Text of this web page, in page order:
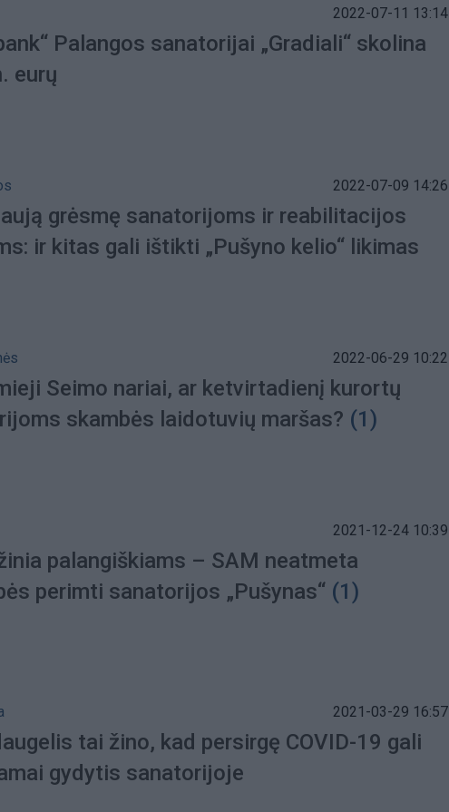
2022-07-11 13:14
Palangos sanatorijai „Gradiali“ skolina
eurų
2022-07-09 14:26
grėsmę sanatorijoms ir reabilitacijos
ir kitas gali ištikti „Pušyno kelio“ likimas
2022-06-29 10:22
Seimo nariai, ar ketvirtadienį kurortų
skambės laidotuvių maršas? (1)
2021-12-24 10:39
palangiškiams – SAM neatmeta
perimti sanatorijos „Pušynas“ (1)
2021-03-29 16:57
tai žino, kad persirgę COVID-19 gali
gydytis sanatorijoje